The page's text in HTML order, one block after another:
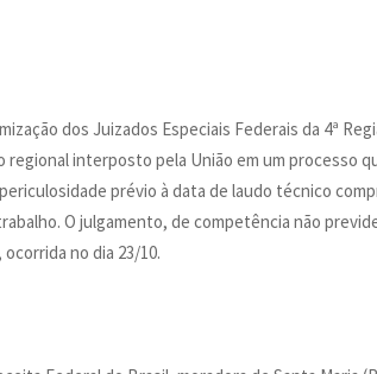
dos Juizados Especiais Federais da 4ª
regional interposto pela União em um processo
prévio à data de laudo técnico
O julgamento, de competência não
no dia 23/10.